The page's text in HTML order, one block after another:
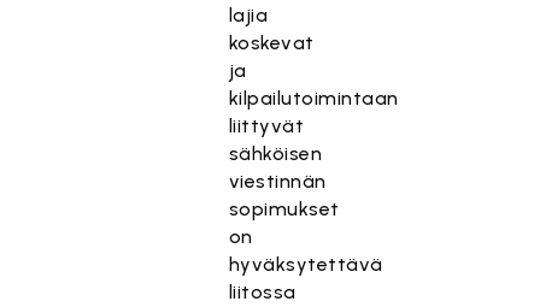
lajia
koskevat
ja
kilpailutoimintaan
liittyvät
sähköisen
viestinnän
sopimukset
on
hyväksytettävä
liitossa